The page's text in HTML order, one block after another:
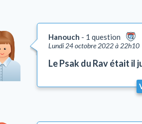
Hanouch 1 question
Lundi 24 octobre 2022 à 22h10
Le Psak du Rav était il